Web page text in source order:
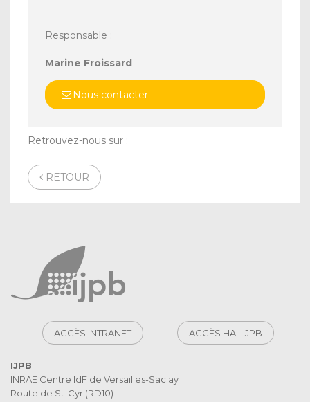
Responsable :
Marine Froissard
Nous contacter
Retrouvez-nous sur :
RETOUR
ACCÈS INTRANET ACCÈS HAL IJPB
IJPB
INRAE Centre IdF de Versailles-Saclay
Route de St-Cyr (RD10)